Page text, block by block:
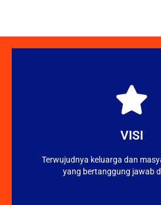
VISI
Terwujudnya keluarga dan
yang bertanggung jawab
Jika Anda membutuhkan
website ini, silakan isi formulir.
Anda.
Hubungi Kami